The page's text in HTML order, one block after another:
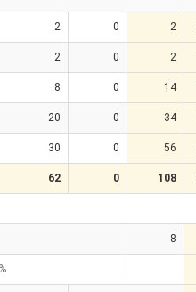
2 0 2
2 0 2
8 0 14
20 0 34
30 0 56
62 0 108
8